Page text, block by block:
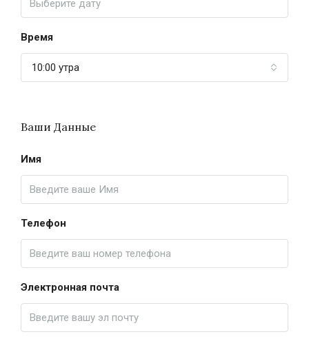
Время
10:00 утра
Ваши Данные
Имя
Телефон
Электронная почта